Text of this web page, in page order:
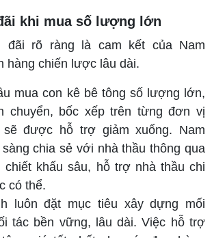
khi mua số lượng lớn
đãi rõ ràng là cam kết của Nam
hàng chiến lược lâu dài.
mua con kê bê tông số lượng lớn,
chuyển, bốc xếp trên từng đơn vị
sẽ được hỗ trợ giảm xuống. Nam
chia sẻ với nhà thầu thông qua
chiết khấu sâu, hỗ trợ nhà thầu chi
có thể.
luôn đặt mục tiêu xây dựng mối
tác bền vững, lâu dài. Việc hỗ trợ